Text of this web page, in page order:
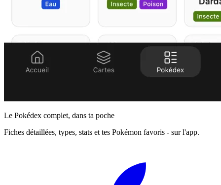
Le Pokédex complet, dans ta poche
Fiches détaillées, types, stats et tes Pokémon favoris - sur l'app.